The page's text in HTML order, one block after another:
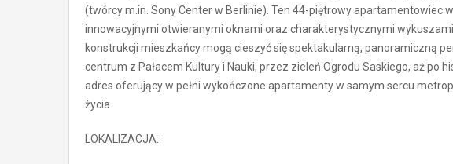
(twórcy m.in. Sony Center w Berlinie). Ten 44-piętrowy apartamentowiec
innowacyjnymi otwieranymi oknami oraz charakterystycznymi
konstrukcji mieszkańcy mogą cieszyć się spektakularną, panoramiczną
centrum z Pałacem Kultury i Nauki, przez zieleń Ogrodu Saskiego, aż po
adres oferujący w pełni wykończone apartamenty w samym sercu
życia.
LOKALIZACJA: